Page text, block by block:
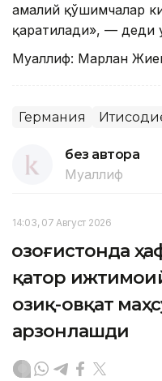
амалий қўшимчалар
қаратилади», — деди
Муаллиф: Марлан
Германия
без автора
Муаллиф
14:03, 07 Август 2026
Қозоғистонда
қатор
озиқ-овқат
арзонлашди